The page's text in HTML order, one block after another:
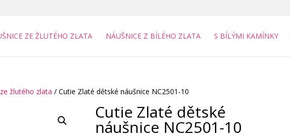
ZE ŽLUTÉHO ZLATA NÁUŠNICE Z BÍLÉHO ZLATA S BÍLÝMI KAMÍNKY
žlutého zlata / Cutie Zlaté dětské náušnice NC2501-10
Cutie Zlaté dětské
náušnice NC2501-10